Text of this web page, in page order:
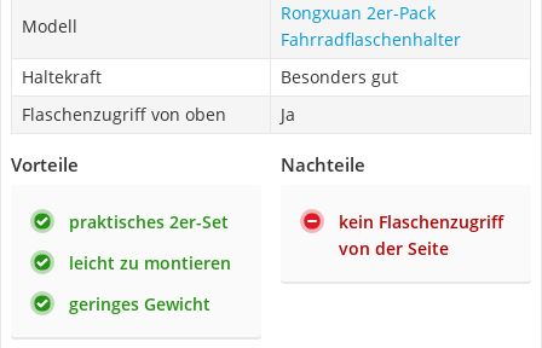
Modell
Rongxuan 2er-Pack
Fahrradflaschenhalter
Haltekraft
Besonders gut
Flaschenzugriff von oben
Ja
Vorteile
praktisches 2er-Set
leicht zu montieren
geringes Gewicht
Nachteile
kein Flaschenzugriff
von der Seite